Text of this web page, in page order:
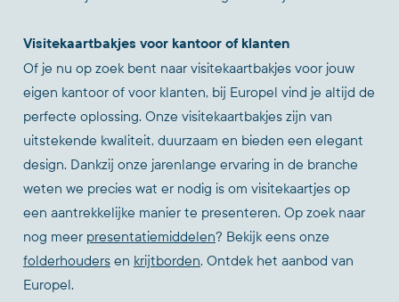
Visitekaartbakjes voor kantoor of klanten
Of je nu op zoek bent naar visitekaartbakjes voor jouw
eigen kantoor of voor klanten, bij Europel vind je altijd de
perfecte oplossing. Onze visitekaartbakjes zijn van
uitstekende kwaliteit, duurzaam en bieden een elegant
design. Dankzij onze jarenlange ervaring in de branche
weten we precies wat er nodig is om visitekaartjes op
een aantrekkelijke manier te presenteren. Op zoek naar
nog meer presentatiemiddelen? Bekijk eens onze
folderhoudersen krijtborden. Ontdek het aanbod van
Europel.